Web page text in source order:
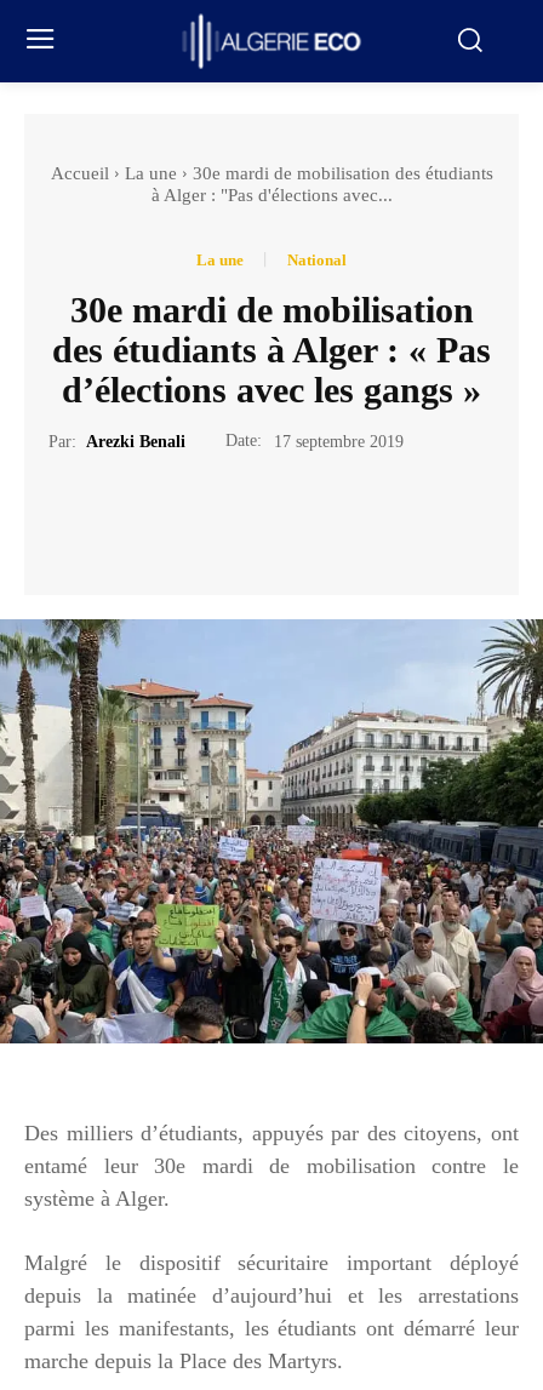
Accueil La une
30e mardi de mobilisation des étudiants
à Alger : "Pas d'élections avec...
La une National
30e mardi de mobilisation
des étudiants à Alger : « Pas
d’élections avec les gangs »
Par: Arezki Benali Date: 17 septembre 2019
Des milliers d’étudiants, appuyés par des citoyens, ont
entamé leur 30e mardi de mobilisation contre le
système à Alger.
Malgré le dispositif sécuritaire important déployé
depuis la matinée d’aujourd’hui et les arrestations
parmi les manifestants, les étudiants ont démarré leur
marche depuis la Place des Martyrs.